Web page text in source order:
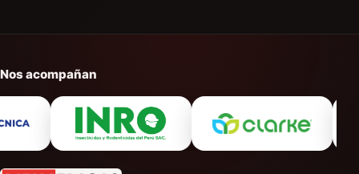
Nos acompañan